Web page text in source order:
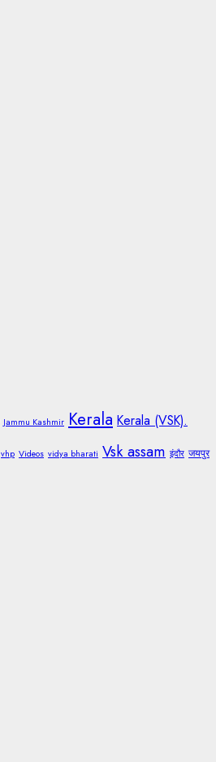
Jammu Kashmir Kerala Kerala (VSK).
vhp Videos vidya bharati Vsk assam इंदौर जयपुर